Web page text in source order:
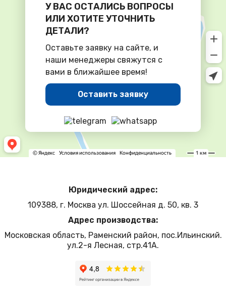
У ВАС ОСТАЛИСЬ ВОПРОСЫ
ИЛИ ХОТИТЕ УТОЧНИТЬ
ДЕТАЛИ?
Оставьте заявку на сайте, и
наши менеджеры свяжутся с
вами в ближайшее время!
Оставить заявку
Юридический адрес:
109388, г. Москва ул. Шоссейная д. 50, кв. 3
Адрес производства:
Московская область, Раменский район, пос.Ильинский.
ул.2-я Лесная, стр.41А.